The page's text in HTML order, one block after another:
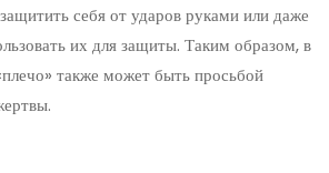
себя от ударов руками или даже
их для защиты. Таким образом, в
также может быть просьбой